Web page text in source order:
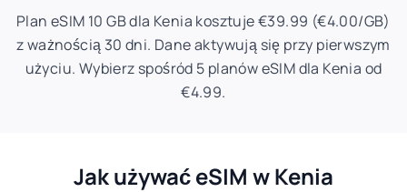
Plan eSIM 10 GB dla Kenia kosztuje €39.99 (€4.00/GB)
z ważnością 30 dni. Dane aktywują się przy pierwszym
użyciu. Wybierz spośród 5 planów eSIM dla Kenia od
€4.99.
Jak używać eSIM w Kenia